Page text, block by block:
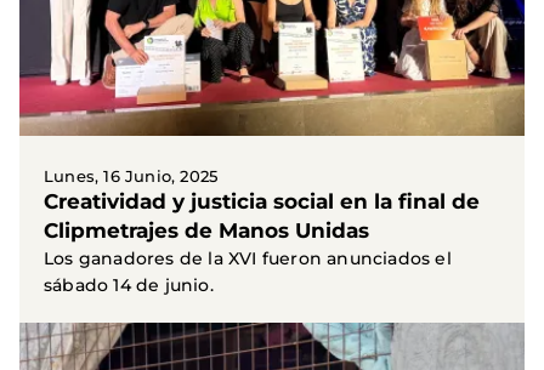
Lunes, 16 Junio, 2025
Creatividad y justicia social en la final de
Clipmetrajes de Manos Unidas
Los ganadores de la XVI fueron anunciados el
sábado 14 de junio.